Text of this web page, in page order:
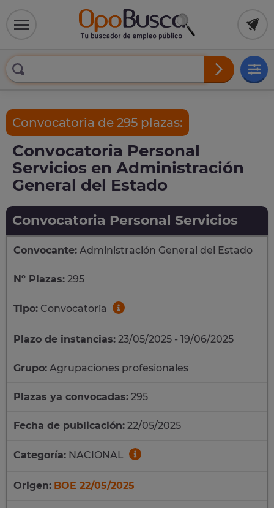
Convocatoria de 295 plazas:
Convocatoria Personal
Servicios en Administración
General del Estado
Convocatoria Personal Servicios
Convocante: Administración General del Estado
Nº Plazas: 295
Tipo: Convocatoria
Plazo de instancias: 23/05/2025 - 19/06/2025
Grupo: Agrupaciones profesionales
Plazas ya convocadas: 295
Fecha de publicación: 22/05/2025
Categoría: NACIONAL
Origen: BOE 22/05/2025